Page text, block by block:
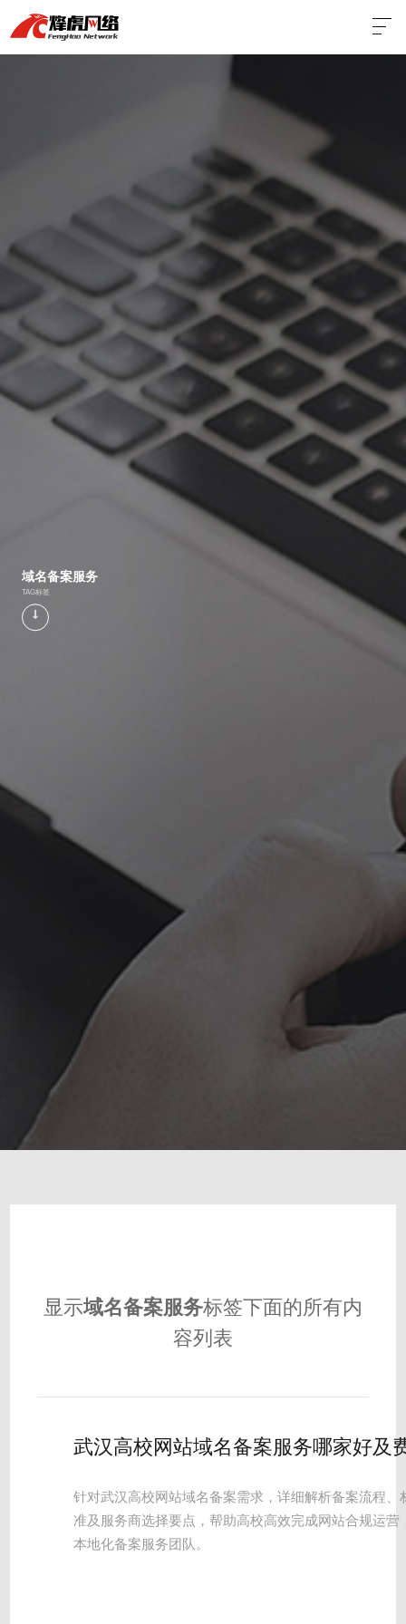
域名备案服务
显示域名备案服务标签下面的所有内
容列表
武汉高校网站域名备案服务哪家好及
针对武汉高校网站域名备案需求，详细解析备案流程、
准及服务商选择要点，帮助高校高效完成网站合规运营
本地化备案服务团队。